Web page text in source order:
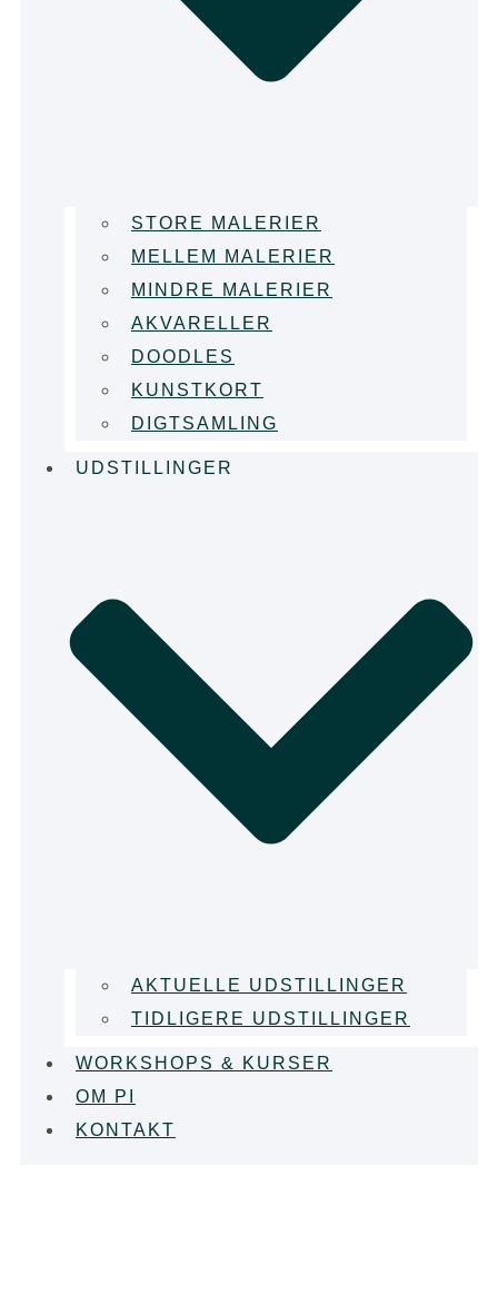
STORE MALERIER
MELLEM MALERIER
MINDRE MALERIER
AKVARELLER
DOODLES
KUNSTKORT
DIGTSAMLING
UDSTILLINGER
AKTUELLE UDSTILLINGER
TIDLIGERE UDSTILLINGER
WORKSHOPS & KURSER
OM PI
KONTAKT